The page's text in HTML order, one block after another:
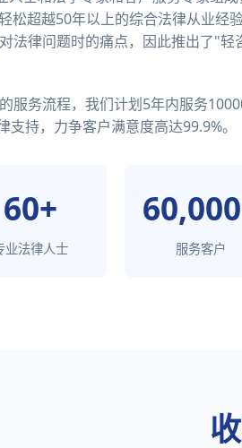
松超越50年以上的综合法律从业经
法律问题时的痛点，因此推出了"轻
服务流程，我们计划5年内服务
持，力争客户满意度高达99.9%。
60+
业法律人士 服务客户